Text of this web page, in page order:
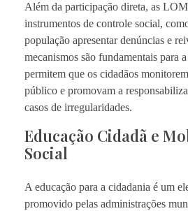
Além da participação direta, as
instrumentos de controle social,
população apresentar denúncias e
mecanismos são fundamentais para
permitem que os cidadãos
público e promovam a
casos de irregularidades.
Educação Cidadã e
Social
A educação para a cidadania é um
promovido pelas administrações